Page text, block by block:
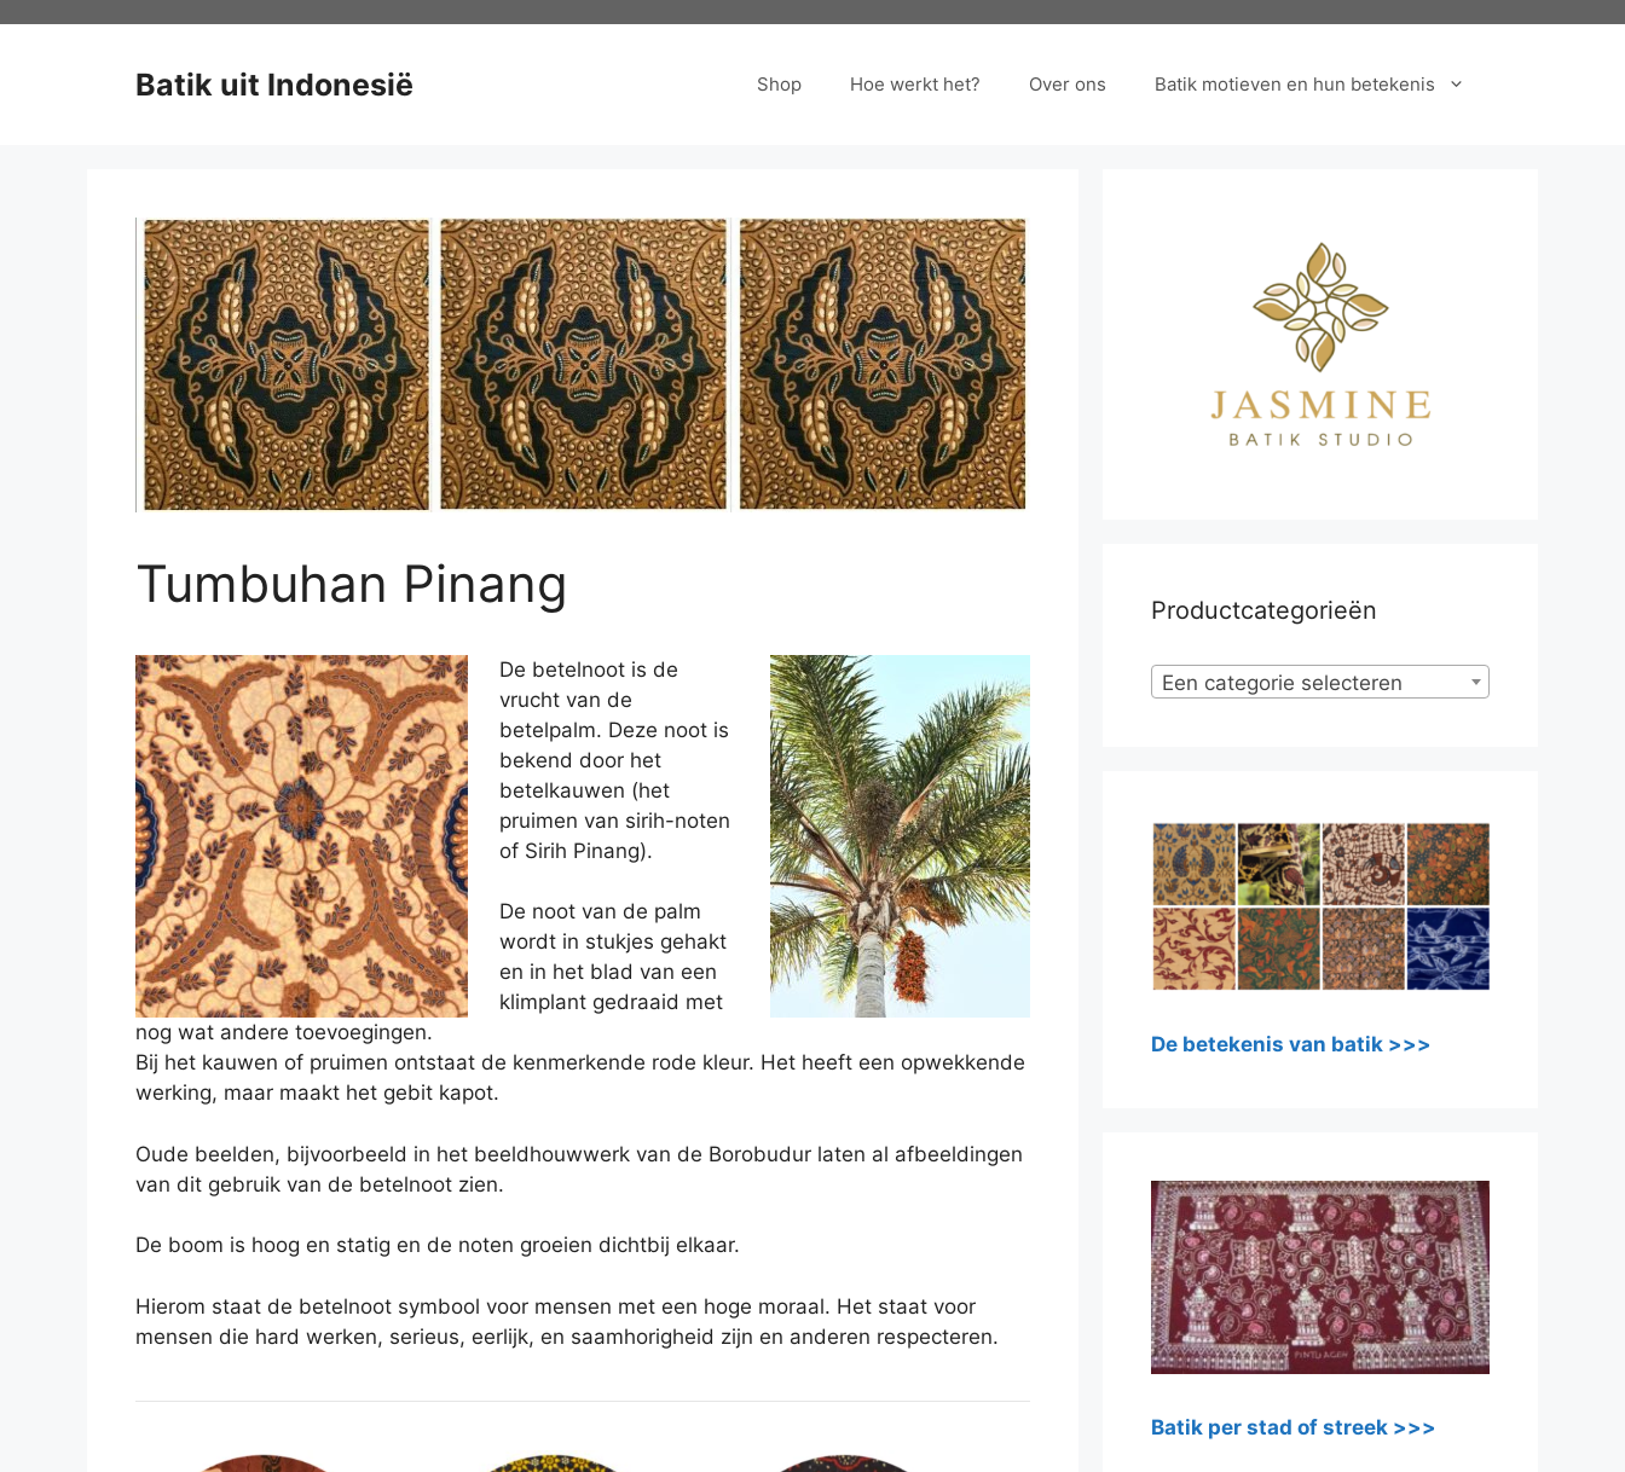
Batik uit Indonesië Shop Hoe werkt het? Over ons Batik motieven en hun betekenis
Tumbuhan Pinang
De betelnoot is de
vrucht van de
betelpalm. Deze noot is
bekend door het
betelkauwen (het
pruimen van sirih-noten
of Sirih Pinang).
De noot van de palm
wordt in stukjes gehakt
en in het blad van een
klimplant gedraaid met
nog wat andere toevoegingen.
Bij het kauwen of pruimen ontstaat de kenmerkende rode kleur. Het heeft een opwekkende
werking, maar maakt het gebit kapot.
Oude beelden, bijvoorbeeld in het beeldhouwwerk van de Borobudur laten al afbeeldingen
van dit gebruik van de betelnoot zien.
De boom is hoog en statig en de noten groeien dichtbij elkaar.
Hierom staat de betelnoot symbool voor mensen met een hoge moraal. Het staat voor
mensen die hard werken, serieus, eerlijk, en saamhorigheid zijn en anderen respecteren.
Productcategorieën
Een categorie selecteren
De betekenis van batik >>>
Batik per stad of streek >>>